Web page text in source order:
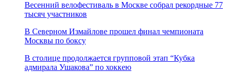
Весенний велофестиваль в Москве собрал рекордные 77
тысяч участников
В Северном Измайлове прошел финал чемпионата
Москвы по боксу
В столице продолжается групповой этап “Кубка
адмирала Ушакова” по хоккею